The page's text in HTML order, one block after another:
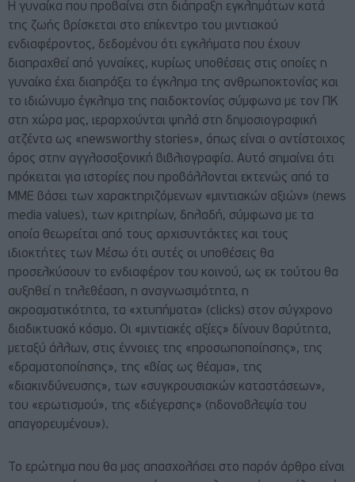
Η γυναίκα που προβαίνει στη διάπραξη εγκλημάτων κατά
της ζωής βρίσκεται στο επίκεντρο του μιντιακού
ενδιαφέροντος, δεδομένου ότι εγκλήματα που έχουν
διαπραχθεί από γυναίκες, κυρίως υποθέσεις στις οποίες η
γυναίκα έχει διαπράξει το έγκλημα της ανθρωποκτονίας και
το ιδιώνυμο έγκλημα της παιδοκτονίας σύμφωνα με τον ΠΚ
στη χώρα μας, ιεραρχούνται ψηλά στη δημοσιογραφική
ατζέντα ως «newsworthy stories», όπως είναι ο αντίστοιχος
όρος στην αγγλοσαξονική βιβλιογραφία. Αυτό σημαίνει ότι
πρόκειται για ιστορίες που προβάλλονται εκτενώς από τα
ΜΜΕ βάσει των χαρακτηριζόμενων «μιντιακών αξιών» (news
media values), των κριτηρίων, δηλαδή, σύμφωνα με τα
οποία θεωρείται από τους αρχισυντάκτες και τους
ιδιοκτήτες των Μέσω ότι αυτές οι υποθέσεις θα
προσελκύσουν το ενδιαφέρον του κοινού, ως εκ τούτου θα
αυξηθεί η τηλεθέαση, η αναγνωσιμότητα, η
ακροαματικότητα, τα «χτυπήματα» (clicks) στον σύγχρονο
διαδικτυακό κόσμο. Οι «μιντιακές αξίες» δίνουν βαρύτητα,
μεταξύ άλλων, στις έννοιες της «προσωποποίησης», της
«δραματοποίησης», της «βίας ως θέαμα», της
«διακινδύνευσης», των «συγκρουσιακών καταστάσεων»,
του «ερωτισμού», της «διέγερσης» (ηδονοβλεψία του
απαγορευμένου»).
Το ερώτημα που θα μας απασχολήσει στο παρόν άρθρο είναι